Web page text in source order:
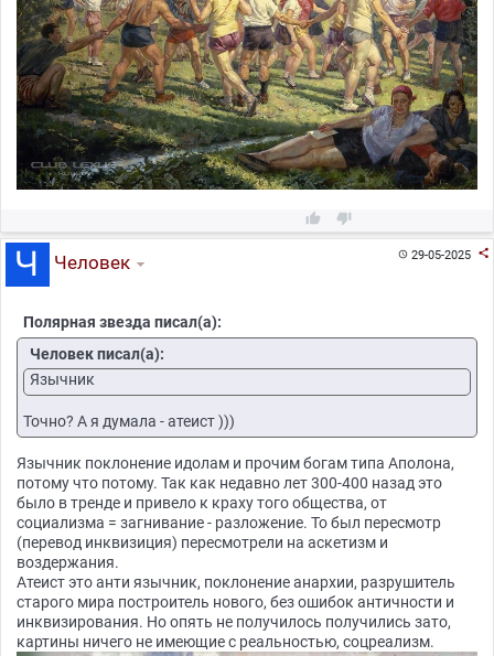
 
29-05-2025 
Человек
Полярная звезда писал(а):
Человек писал(а):
Язычник
Точно? А я думала - атеист )))
Язычник поклонение идолам и прочим богам типа Аполона,
потому что потому. Так как недавно лет 300-400 назад это
было в тренде и привело к краху того общества, от
социализма = загнивание - разложение. То был пересмотр
(перевод инквизиция) пересмотрели на аскетизм и
воздержания.
Атеист это анти язычник, поклонение анархии, разрушитель
старого мира построитель нового, без ошибок античности и
инквизирования. Но опять не получилось получились зато,
картины ничего не имеющие с реальностью, соцреализм.